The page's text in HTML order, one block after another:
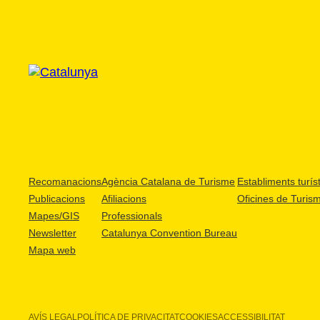
Recomanacions
Publicacions
Mapes/GIS
Newsletter
Mapa web
Agència Catalana de Turisme
Afiliacions
Professionals
Catalunya Convention Bureau
Establiments
Oficines de
AVÍS LEGALPOLÍTICA DE PRIVACITATCOOKIESACCESSIBILITAT